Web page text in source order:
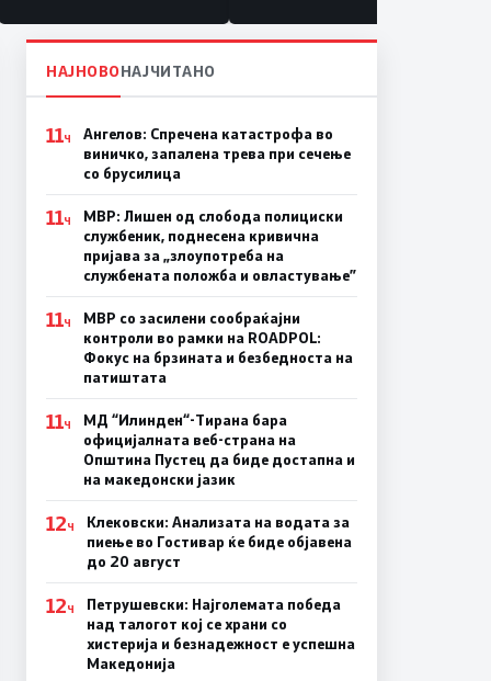
НАЈНОВОНАЈЧИТАНО
11Ч
Ангелов: Спречена катастрофа во
виничко, запалена трева при сечење
со брусилица
11Ч
МВР: Лишен од слобода полициски
службеник, поднесена кривична
пријава за „злоупотреба на
службената положба и овластување”
11Ч
МВР со засилени сообраќајни
контроли во рамки на ROADPOL:
Фокус на брзината и безбедноста на
патиштата
11Ч
МД “Илинден“-Тирана бара
официјалната веб-страна на
Општина Пустец да биде достапна и
на македонски јазик
12Ч
Клековски: Анализата на водата за
пиење во Гостивар ќе биде објавена
до 20 август
12Ч
Петрушевски: Најголемата победа
над талогот кој се храни со
хистерија и безнадежност е успешна
Македонија